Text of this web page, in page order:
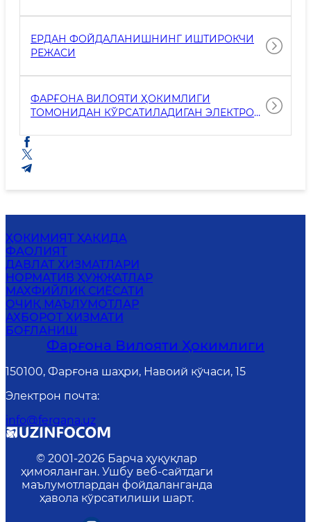
ЕРДАН ФОЙДАЛАНИШНИНГ ИШТИРОКЧИ
РЕЖАСИ
ФАРҒОНА ВИЛОЯТИ ҲОКИМЛИГИ
ТОМОНИДАН КЎРСАТИЛАДИГАН ЭЛЕКТРОН
ҲОКИМИЯТ ҲАҚИДА
ФАОЛИЯТ
ДАВЛАТ ХИЗМАТЛАРИ
НОРМАТИВ ҲУЖЖАТЛАР
MАХФИЙЛИК СИЁСАТИ
ОЧИҚ МАЪЛУМОТЛАР
АХБОРОТ ХИЗМАТИ
БОҒЛАНИШ
Фарғона Вилояти Ҳокимлиги
150100, Фарғона шаҳри, Навоий кўчаси, 15
Электрон почта:
info@fergana.uz
© 2001-2026 Барча ҳуқуқлар
ҳимояланган. Ушбу веб-сайтдаги
маълумотлардан фойдаланганда
ҳавола кўрсатилиши шарт.